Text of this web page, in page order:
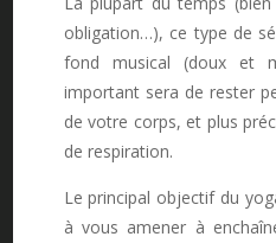
obligation…), ce type de
fond musical (doux et
important sera de rester
de votre corps, et plus
de respiration.
Le principal objectif du
à vous amener à